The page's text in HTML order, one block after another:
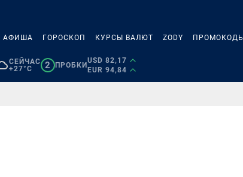
АФИША ГОРОСКОП КУРСЫ ВАЛЮТ ZODY ПРОМОКОДЫ
СЕЙЧАС
+27°C
2 ПРОБКИ
USD 82,17
EUR 94,84